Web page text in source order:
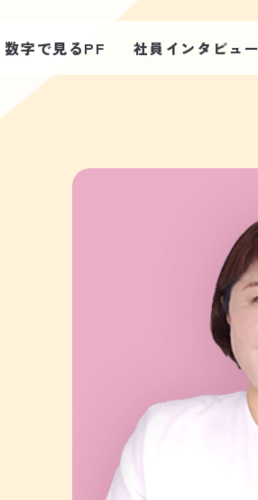
数字で見るPF 社員インタビュー